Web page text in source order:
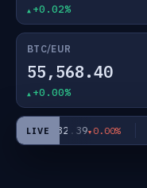
+0.02%
BTC/EUR
55,568.40
+0.00%
LIVE
EUR/JPY182.39 0.00%